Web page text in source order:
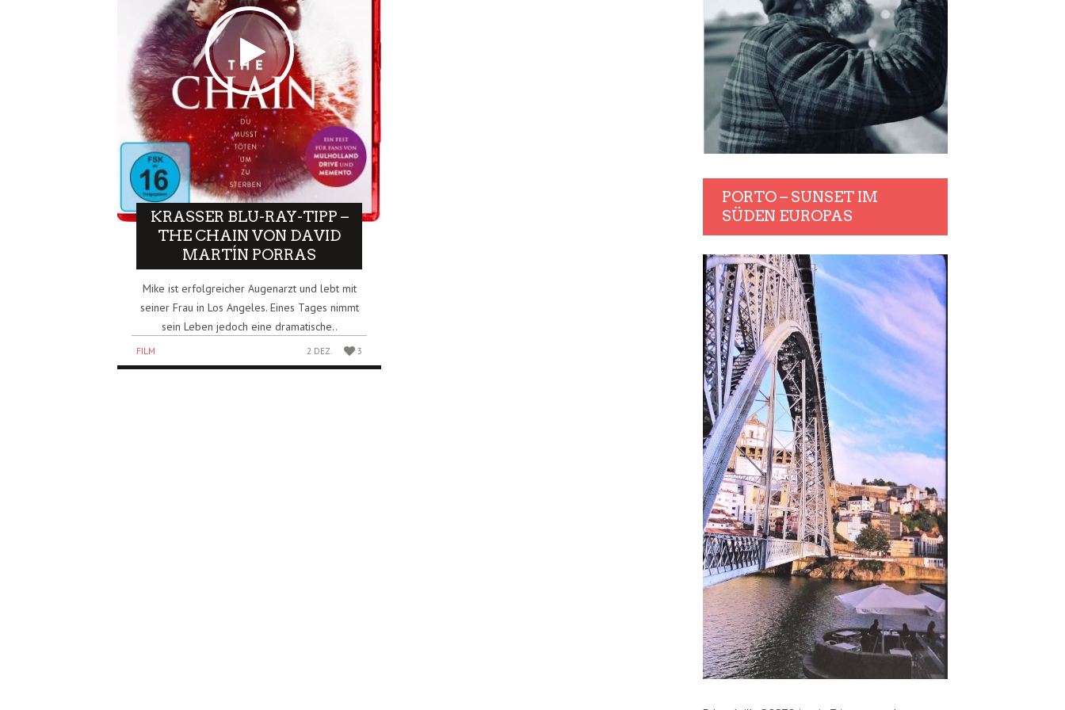
KRASSER BLU-RAY-TIPP –
THE CHAIN VON DAVID
MARTÍN PORRAS
Mike ist erfolgreicher Augenarzt und lebt mit
seiner Frau in Los Angeles. Eines Tages nimmt
sein Leben jedoch eine dramatische..
FILM 2 DEZ. 3
PORTO – SUNSET IM
SÜDEN EUROPAS